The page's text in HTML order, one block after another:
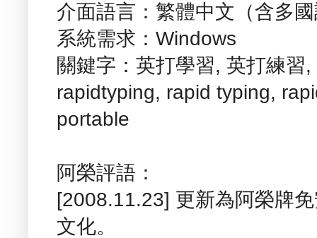
介面語言：繁體中文（含多
系統需求：Windows
關鍵字：英打學習, 英打練
rapidtyping, rapid typing,
portable
阿榮評語：
[2008.11.23] 更新為阿榮牌
文化。